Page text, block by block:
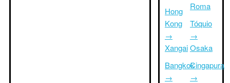
Hong
Kong
→
Xangai
Bangkok
→
Roma
Tóquio
→
Osaka
Cingapura
→